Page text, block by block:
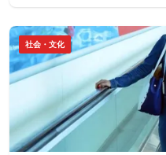
社会・文化